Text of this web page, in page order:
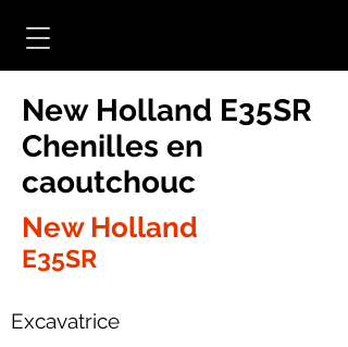
New Holland E35SR
Chenilles en
caoutchouc
New Holland
E35SR
Excavatrice